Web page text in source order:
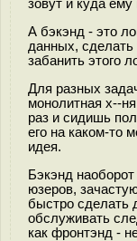
зовут и куда
А бэкэнд - это
данных, сделать
забанить этого
Для разных
монолитная х--
раз и сидишь
его на каком-то
идея.
Бэкэнд
юзеров,
быстро сделать
обслуживать
как фронтэнд -